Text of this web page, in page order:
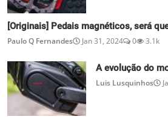
[Originais] Pedais magnéticos, será
Paulo Q Fernandes Jan 31, 2024 0 3.1k
A evolução do
Luis Lusquinhos